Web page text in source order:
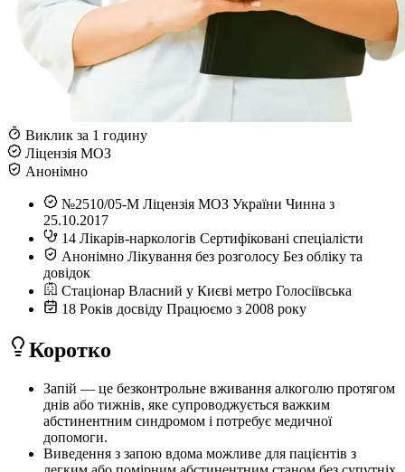
Виклик за 1 годину
Ліцензія МОЗ
Анонімно
№2510/05-М Ліцензія МОЗ України Чинна з
25.10.2017
14 Лікарів-наркологів Сертифіковані спеціалісти
Анонімно Лікування без розголосу Без обліку та
довідок
Стаціонар Власний у Києві метро Голосіївська
18 Років досвіду Працюємо з 2008 року
Коротко
Запій — це безконтрольне вживання алкоголю протягом
днів або тижнів, яке супроводжується важким
абстинентним синдромом і потребує медичної
допомоги.
Виведення з запою вдома можливе для пацієнтів з